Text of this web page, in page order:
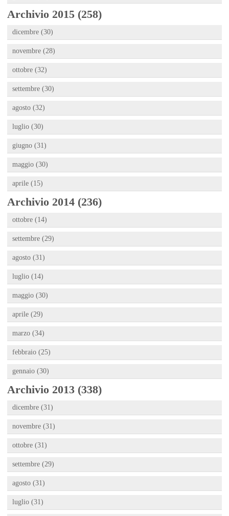
Archivio 2015 (258)
dicembre (30)
novembre (28)
ottobre (32)
settembre (30)
agosto (32)
luglio (30)
giugno (31)
maggio (30)
aprile (15)
Archivio 2014 (236)
ottobre (14)
settembre (29)
agosto (31)
luglio (14)
maggio (30)
aprile (29)
marzo (34)
febbraio (25)
gennaio (30)
Archivio 2013 (338)
dicembre (31)
novembre (31)
ottobre (31)
settembre (29)
agosto (31)
luglio (31)